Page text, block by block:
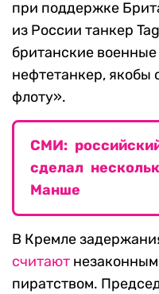
при поддержке
из России танкер
британские военные
нефтетанкер, якобы
флоту».
СМИ:
сделал
Манше
В Кремле
считают
пиратством.